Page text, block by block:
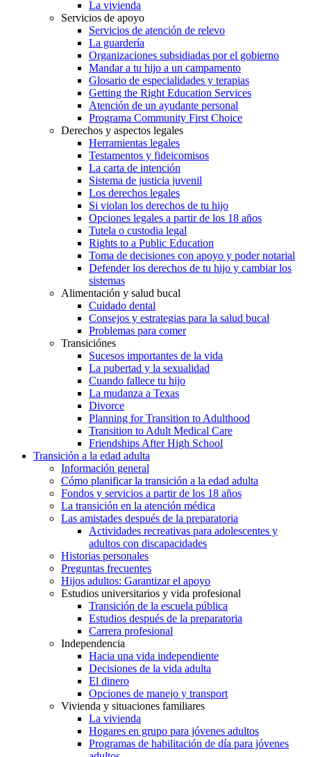
La vivienda
Servicios de apoyo
Servicios de atención de relevo
La guardería
Organizaciones subsidiadas por el gobierno
Mandar a tu hijo a un campamento
Glosario de especialidades y terapias
Getting the Right Education Services
Atención de un ayudante personal
Programa Community First Choice
Derechos y aspectos legales
Herramientas legales
Testamentos y fideicomisos
La carta de intención
Sistema de justicia juvenil
Los derechos legales
Si violan los derechos de tu hijo
Opciones legales a partir de los 18 años
Tutela o custodia legal
Rights to a Public Education
Toma de decisiones con apoyo y poder notarial
Defender los derechos de tu hijo y cambiar los
sistemas
Alimentación y salud bucal
Cuidado dental
Consejos y estrategias para la salud bucal
Problemas para comer
Transiciónes
Sucesos importantes de la vida
La pubertad y la sexualidad
Cuando fallece tu hijo
La mudanza a Texas
Divorce
Planning for Transition to Adulthood
Transition to Adult Medical Care
Friendships After High School
Transición a la edad adulta
Información general
Cómo planificar la transición a la edad adulta
Fondos y servicios a partir de los 18 años
La transición en la atención médica
Las amistades después de la preparatoria
Actividades recreativas para adolescentes y
adultos con discapacidades
Historias personales
Preguntas frecuentes
Hijos adultos: Garantizar el apoyo
Estudios universitarios y vida profesional
Transición de la escuela pública
Estudios después de la preparatoria
Carrera profesional
Independencia
Hacia una vida independiente
Decisiones de la vida adulta
El dinero
Opciones de manejo y transport
Vivienda y situaciones familiares
La vivienda
Hogares en grupo para jóvenes adultos
Programas de habilitación de día para jóvenes